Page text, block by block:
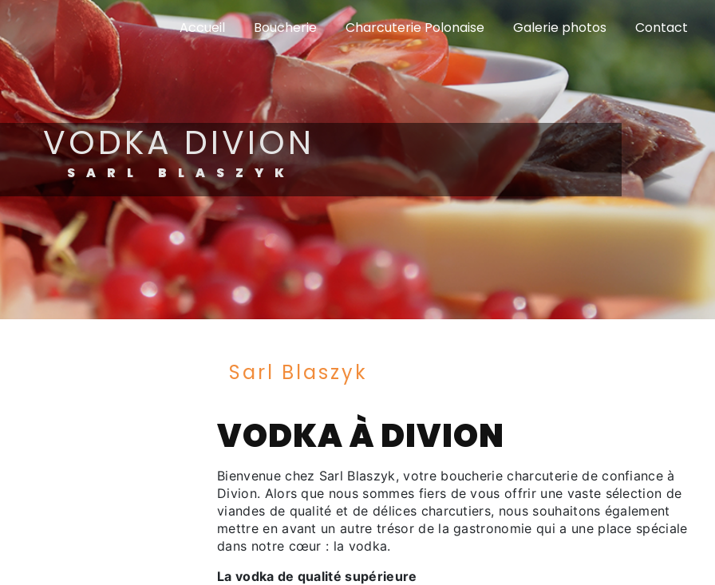
Accueil Boucherie Charcuterie Polonaise Galerie photos Contact
VODKA DIVION
SARL BLASZYK
Sarl Blaszyk
VODKA À DIVION
Bienvenue chez Sarl Blaszyk, votre boucherie charcuterie de confiance à
Divion. Alors que nous sommes fiers de vous offrir une vaste sélection de
viandes de qualité et de délices charcutiers, nous souhaitons également
mettre en avant un autre trésor de la gastronomie qui a une place spéciale
dans notre cœur : la vodka.
La vodka de qualité supérieure